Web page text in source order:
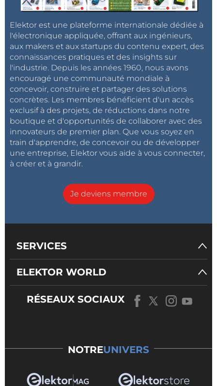
Elektor est une plateforme internationale dédiée à
l'électronique appliquée, offrant aux ingénieurs,
aux makers et aux startups du contenu expert, des
connaissances pratiques et des insights sur
l'industrie. Depuis les années 1960, nous avons
encouragé une communauté mondiale à
concevoir, construire et partager des solutions
concrètes. Les membres bénéficient d'un accès
exclusif à des projets, de réductions dans notre
boutique et d'opportunités de collaborer avec des
innovateurs de premier plan. Que vous soyez en
train d'apprendre, de concevoir ou de développer
une entreprise, Elektor vous aide à vous connecter,
à créer et à grandir.
Je deviens membre
SERVICES
ELEKTOR WORLD
RÉSEAUX SOCIAUX
NOTREUNIVERS